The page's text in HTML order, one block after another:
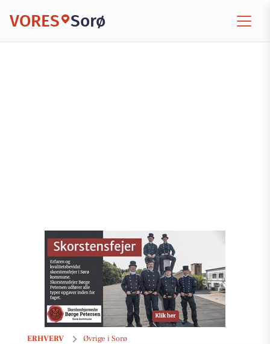
VORES Sorø
ERHVERV Øvrige i Sorø
+vonbülow.co ApS